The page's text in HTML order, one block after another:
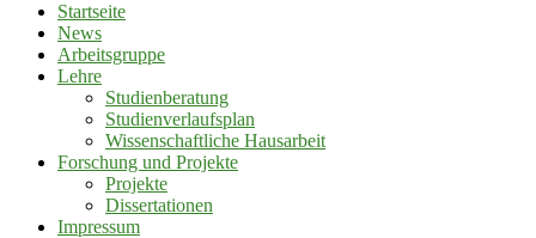
Startseite
News
Arbeitsgruppe
Lehre
Studienberatung
Studienverlaufsplan
Wissenschaftliche Hausarbeit
Forschung und Projekte
Projekte
Dissertationen
Impressum